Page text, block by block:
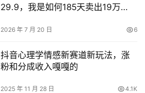
29.9，我是如何185天卖出19万
2026 年 7 月 20 日 6
抖音心理学情感新赛道新玩法，涨
粉和分成收入嘎嘎的
2025 年 11 月 28 日 4.1K